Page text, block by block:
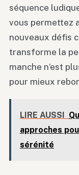
séquence
vous permettez
nouveaux défis
transforme la
manche n’est
pour mieux
LIRE AUSSI
approches
sérénité